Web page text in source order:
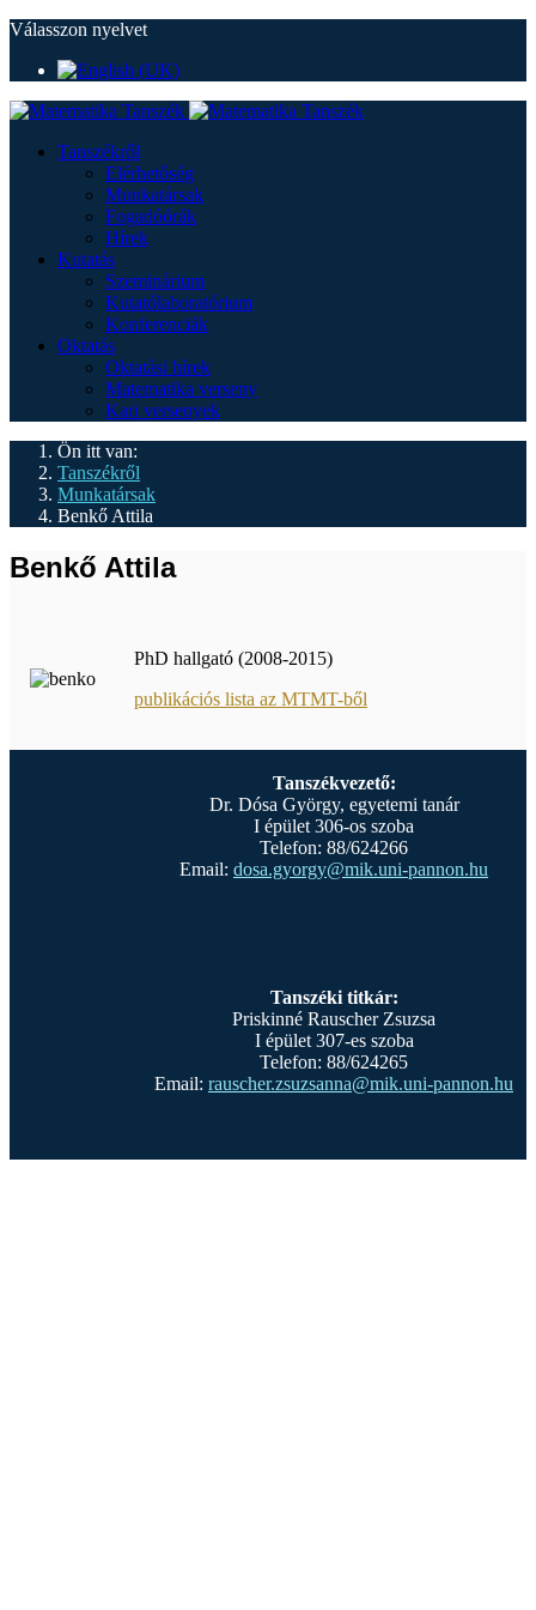
Válasszon nyelvet
Tanszékről
Elérhetőség
Munkatársak
Fogadóórák
Hírek
Kutatás
Szeminárium
Kutatólaboratórium
Konferenciák
Oktatás
Oktatási hírek
Matematika verseny
Kari versenyek
Ön itt van:
Tanszékről
Munkatársak
Benkő Attila
Benkő Attila
PhD hallgató (2008-2015)
publikációs lista az MTMT-ből
Tanszékvezető:
Dr. Dósa György, egyetemi tanár
I épület 306-os szoba
Telefon: 88/624266
Email: dosa.gyorgy@mik.uni-pannon.hu
Tanszéki titkár:
Priskinné Rauscher Zsuzsa
I épület 307-es szoba
Telefon: 88/624265
Email: rauscher.zsuzsanna@mik.uni-pannon.hu